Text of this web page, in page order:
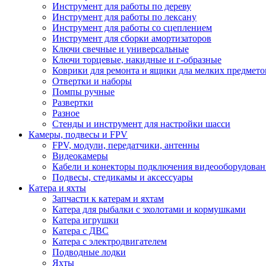
Инструмент для работы по дереву
Инструмент для работы по лексану
Инструмент для работы со сцеплением
Инструмент для сборки амортизаторов
Ключи свечные и универсальные
Ключи торцевые, накидные и г-образные
Коврики для ремонта и ящики дла мелких
Отвертки и наборы
Помпы ручные
Развертки
Разное
Стенды и инструмент для настройки шасси
Камеры, подвесы и FPV
FPV, модули, передатчики, антенны
Видеокамеры
Кабели и конекторы подключения
Подвесы, стедикамы и аксессуары
Катера и яхты
Запчасти к катерам и яхтам
Катера для рыбалки с эхолотами и кормушками
Катера игрушки
Катера с ДВС
Катера с электродвигателем
Подводные лодки
Яхты